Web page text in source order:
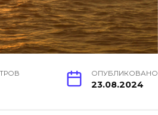
ОПУБЛИКОВАНО
23.08.2024